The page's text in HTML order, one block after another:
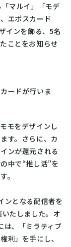
マルイ」「モデ
エポスカード
インを飾る、5名
ことをお知らせ
ードが行いま
モをデザインし
す。さらに、カ
ンが還元される
中で“推し活”を
。
ンとなる配信者を
たしました。オ
は、「ミラティブ
利」を手にし、